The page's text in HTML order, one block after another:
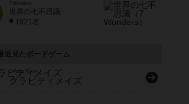
7 Wonders
世界の七不思議
1921名
近見たボードゲーム
Gravity Maze
グラビティメイズ